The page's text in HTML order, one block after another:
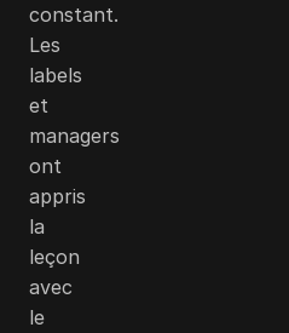
constant.
Les
labels
et
managers
ont
appris
la
leçon
avec
le